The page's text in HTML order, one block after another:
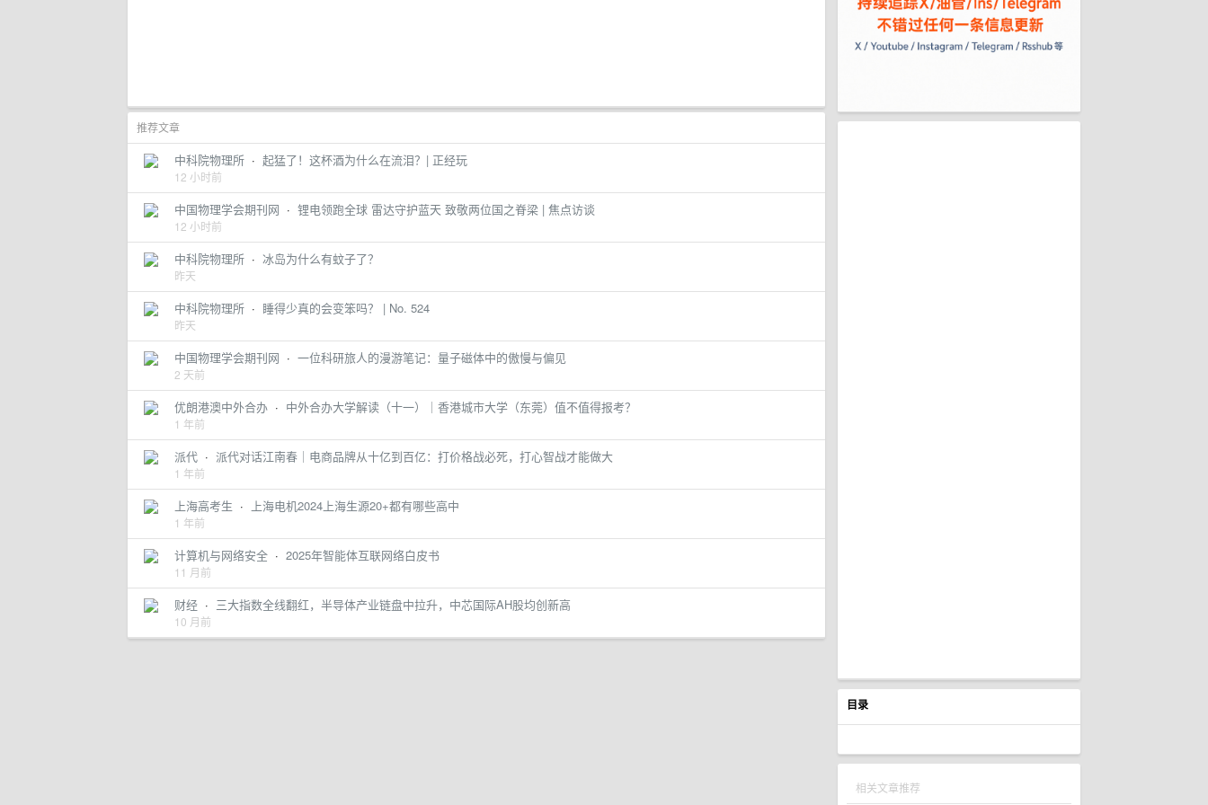
目录
相关文章推荐
推荐文章
中科院物理所 · 起猛了！这杯酒为什么在流泪？| 正经玩
12 小时前
中国物理学会期刊网 · 锂电领跑全球 雷达守护蓝天 致敬两位国之脊梁 | 焦点访谈
12 小时前
中科院物理所 · 冰岛为什么有蚊子了？
昨天
中科院物理所 · 睡得少真的会变笨吗？ | No. 524
昨天
中国物理学会期刊网 · 一位科研旅人的漫游笔记：量子磁体中的傲慢与偏见
2 天前
优朗港澳中外合办 · 中外合办大学解读（十一）｜香港城市大学（东莞）值不值得报考？
1 年前
派代 · 派代对话江南春｜电商品牌从十亿到百亿：打价格战必死，打心智战才能做大
1 年前
上海高考生 · 上海电机2024上海生源20+都有哪些高中
1 年前
计算机与网络安全 · 2025年智能体互联网络白皮书
11 月前
财经 · 三大指数全线翻红，半导体产业链盘中拉升，中芯国际AH股均创新高
10 月前